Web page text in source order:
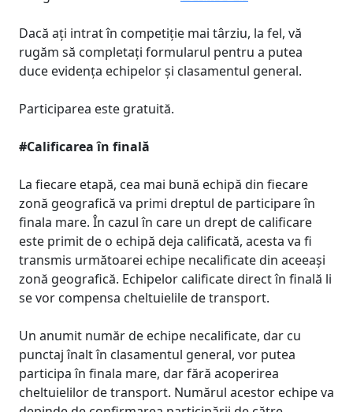
Dacă ați intrat în competiție mai târziu, la fel, vă
rugăm să completați formularul pentru a putea
duce evidența echipelor și clasamentul general.
Participarea este gratuită.
#Calificarea în finală
La fiecare etapă, cea mai bună echipă din fiecare
zonă geografică va primi dreptul de participare în
finala mare. În cazul în care un drept de calificare
este primit de o echipă deja calificată, acesta va fi
transmis următoarei echipe necalificate din aceeași
zonă geografică. Echipelor calificate direct în finală li
se vor compensa cheltuielile de transport.
Un anumit număr de echipe necalificate, dar cu
punctaj înalt în clasamentul general, vor putea
participa în finala mare, dar fără acoperirea
cheltuielilor de transport. Numărul acestor echipe va